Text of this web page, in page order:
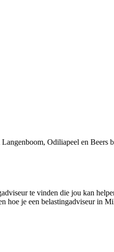
Odiliapeel en Beers
te vinden die jou kan
hoe je een belastingadviseur in